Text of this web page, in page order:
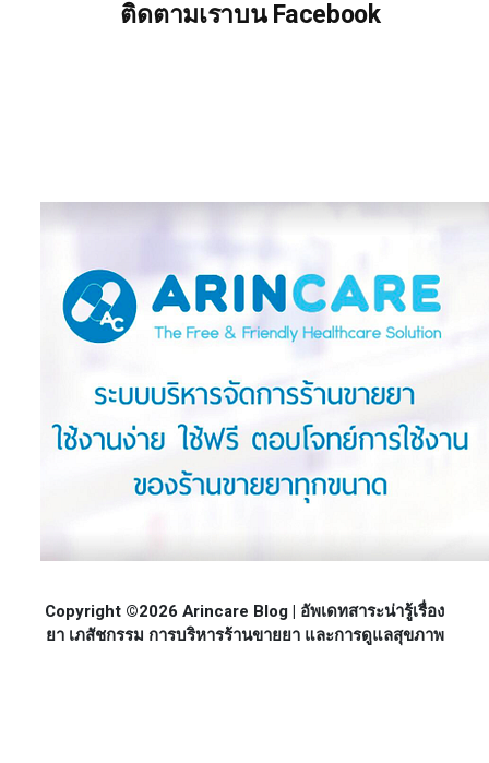
ติดตามเราบน Facebook
Copyright ©2026 Arincare Blog | อัพเดทสาระน่ารู้เรื่อง
ยา เภสัชกรรม การบริหารร้านขายยา และการดูแลสุขภาพ